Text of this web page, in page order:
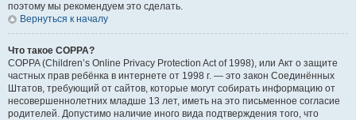
поэтому мы рекомендуем это сделать.
Вернуться к началу
Что такое COPPA?
COPPA (Children’s Online Privacy Protection Act of 1998), или Акт о защите
частных прав ребёнка в интернете от 1998 г. — это закон Соединённых
Штатов, требующий от сайтов, которые могут собирать информацию от
несовершеннолетних младше 13 лет, иметь на это письменное согласие
родителей. Допустимо наличие иного вида подтверждения того, что